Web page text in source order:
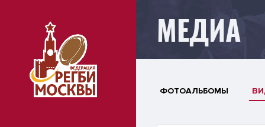
МЕДИА
ФОТОАЛЬБОМЫ